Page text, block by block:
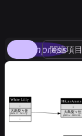
compress
関連項目